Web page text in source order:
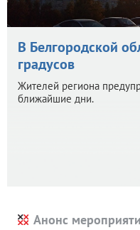
В Белгородской
градусов
Жителей региона
ближайшие дни.
Анонс